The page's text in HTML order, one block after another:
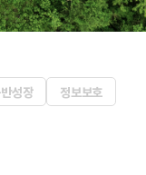
성장 정보보호